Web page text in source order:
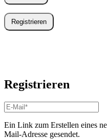
Registrieren
Registrieren
E-
Mail-
Adresse*
Erforderlich
Ein Link zum Erstellen eines
Mail-Adresse gesendet.